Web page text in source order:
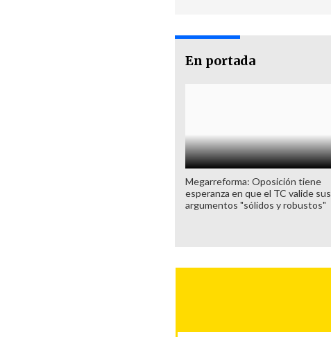
En portada
Megarreforma: Oposición tiene
esperanza en que el TC valide sus
argumentos "sólidos y robustos"